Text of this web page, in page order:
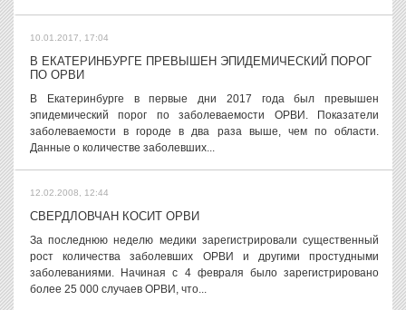
10.01.2017, 17:04
В ЕКАТЕРИНБУРГЕ ПРЕВЫШЕН ЭПИДЕМИЧЕСКИЙ ПОРОГ
ПО ОРВИ
В Екатеринбурге в первые дни 2017 года был превышен
эпидемический порог по заболеваемости ОРВИ. Показатели
заболеваемости в городе в два раза выше, чем по области.
Данные о количестве заболевших...
12.02.2008, 12:44
СВЕРДЛОВЧАН КОСИТ ОРВИ
За последнюю неделю медики зарегистрировали существенный
рост количества заболевших ОРВИ и другими простудными
заболеваниями. Начиная с 4 февраля было зарегистрировано
более 25 000 случаев ОРВИ, что...